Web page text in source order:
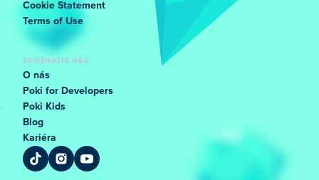
Cookie Statement
Terms of Use
SPOZNAJTE NÁS
O nás
Poki for Developers
Poki Kids
Blog
Kariéra